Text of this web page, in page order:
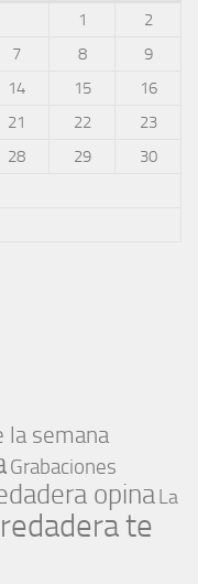
1
2
7 8
9
14 15
16
21 22
23
28 29
30
la semana
Grabaciones
opinaLa
te